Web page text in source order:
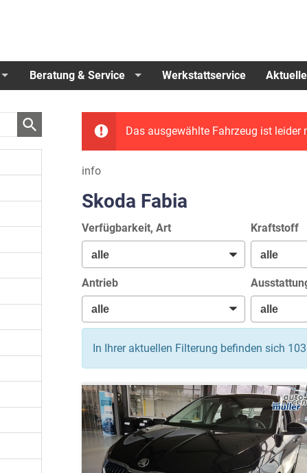
Beratung & Service Werkstattservice
Das ausgewählte Fahrzeug ist leider
info
Skoda Fabia
Verfügbarkeit, Art Kraftstoff
Antrieb
In Ihrer aktuellen Filterung befinden sich 103